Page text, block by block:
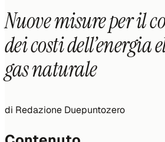
Nuove misure per il
dei costi dell’energia
gas naturale
di Redazione Duepuntozero